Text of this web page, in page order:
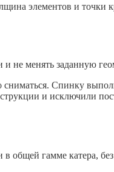
элементов и точки
и не менять заданную
сниматься. Спинку
и исключили
общей гамме катера,